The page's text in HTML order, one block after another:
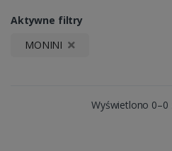
Aktywne filtry
MONINI
Wyświetlono 0–0